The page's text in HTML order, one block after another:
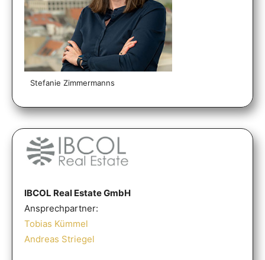
Stefanie Zimmermanns
IBCOL Real Estate GmbH
Ansprechpartner:
Tobias Kümmel
Andreas Striegel